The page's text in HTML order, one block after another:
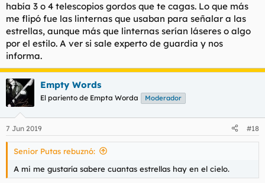
había 3 o 4 telescopios gordos que te cagas. Lo que más
me flipó fue las linternas que usaban para señalar a las
estrellas, aunque más que linternas serían láseres o algo
por el estilo. A ver si sale experto de guardia y nos
informa.
Empty Words
El pariento de Empta Worda Moderador
7 Jun 2019 #18
Senior Putas rebuznó:
A mi me gustaría sabere cuantas estrellas hay en el cielo.